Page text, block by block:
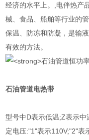
经济的水平上。,电伴热产
械、食品、船舶等行业的
保温、防冻和防凝，是输
有效的方法。
石油管道电热带
型号中D表示低温;Z表示
定电压:"1"表示110V;"2"表